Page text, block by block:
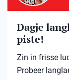
Dagje
piste!
Zin in frisse
Probeer